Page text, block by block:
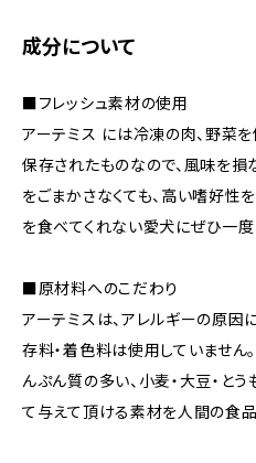
成分について
■フレッシュ素材の使用
アーテミス には冷凍の肉、野菜
保存されたものなので、風味を
をごまかさなくても、高い嗜好性
を食べてくれない愛犬にぜひ一度
■原材料へのこだわり
アーテミスは、アレルギーの原因
存料・着色料は使用していません
んぷん質の多い、小麦・大豆・と
て与えて頂ける素材を人間の食品